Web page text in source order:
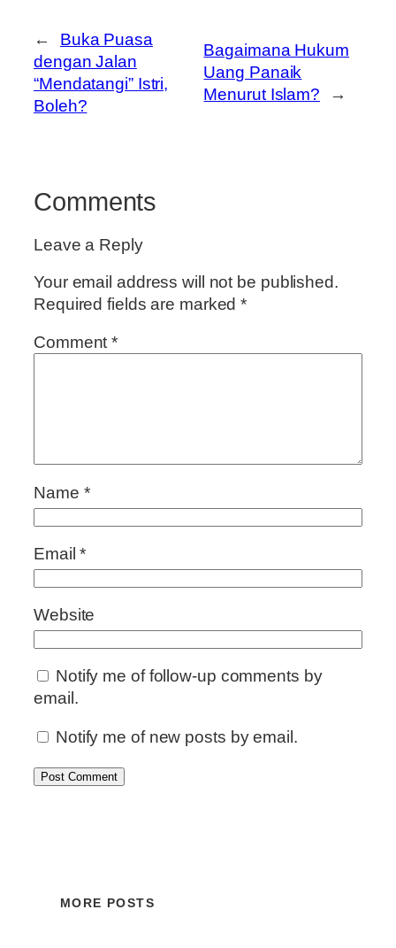
←
Buka Puasa
dengan Jalan
“Mendatangi” Istri,
Boleh?
Bagaimana Hukum
Uang Panaik
Menurut Islam?
→
Comments
Leave a Reply
Your email address will not be published.
Required fields are marked*
Comment*
Name *
Email*
Website
Notify me of follow-up comments by
email.
Notify me of new posts by email.
MORE POSTS